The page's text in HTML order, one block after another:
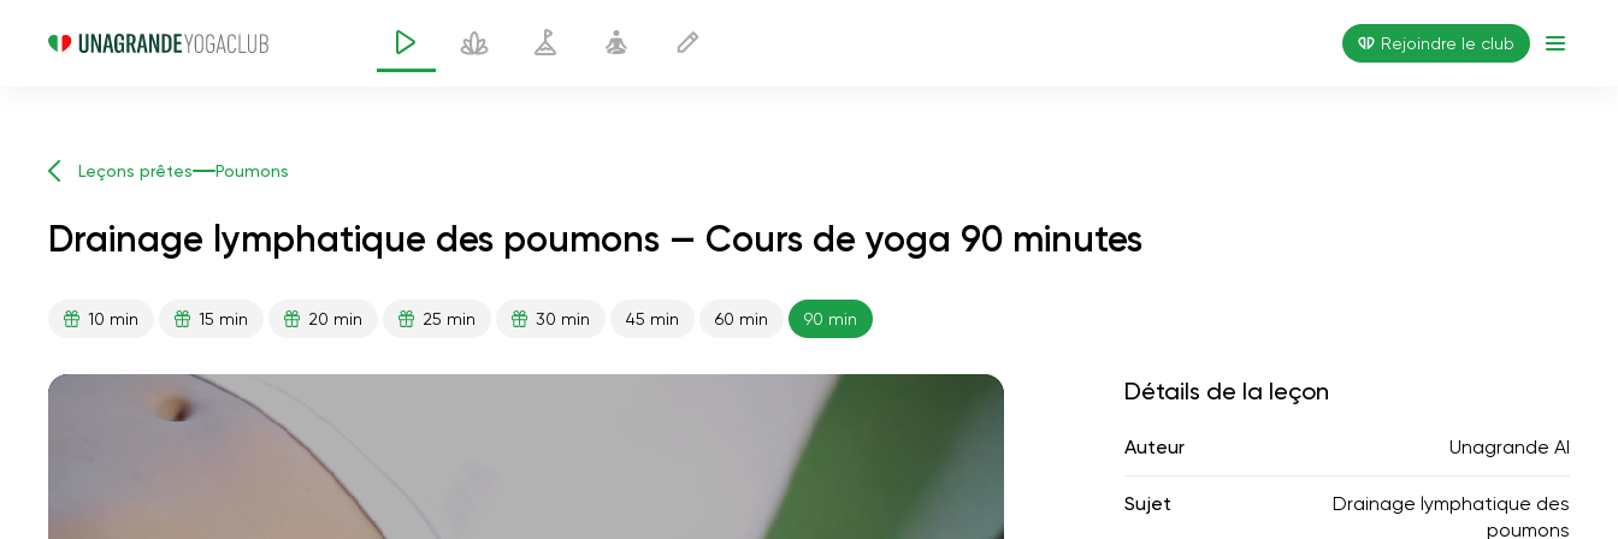
Rejoindre le club
Leçons prêtes Poumons
Drainage lymphatique des poumons — Cours de yoga 90 minutes
10 min 15 min 20 min 25 min 30 min 45 min 60 min 90 min
Détails de la leçon
Auteur Unagrande AI
Sujet
Drainage lymphatique des
poumons